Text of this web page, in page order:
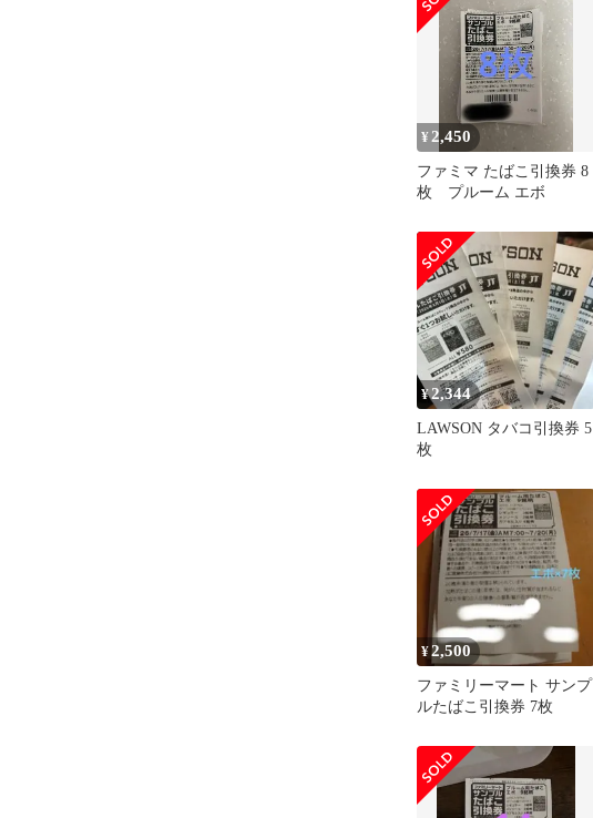
¥2,450
ファミマ たばこ引換券 8
枚 プルーム エボ
¥2,344
LAWSON タバコ引換券 5
枚
¥2,500
ファミリーマート サンプ
ルたばこ引換券 7枚